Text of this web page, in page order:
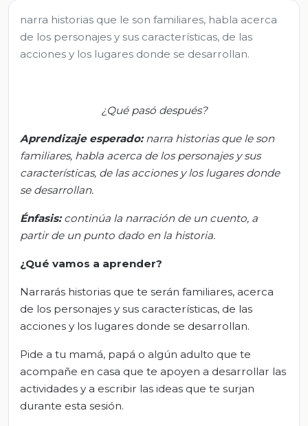
narra historias que le son familiares, habla acerca
de los personajes y sus características, de las
acciones y los lugares donde se desarrollan.
¿Qué pasó después?
Aprendizaje esperado: narra historias que le son
familiares, habla acerca de los personajes y sus
características, de las acciones y los lugares donde
se desarrollan.
Énfasis: continúa la narración de un cuento, a
partir de un punto dado en la historia.
¿Qué vamos a aprender?
Narrarás historias que te serán familiares, acerca
de los personajes y sus características, de las
acciones y los lugares donde se desarrollan.
Pide a tu mamá, papá o algún adulto que te
acompañe en casa que te apoyen a desarrollar las
actividades y a escribir las ideas que te surjan
durante esta sesión.